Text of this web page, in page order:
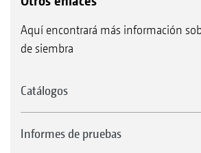
Aquí encontrará más información
de siembra
Catálogos
Informes de pruebas